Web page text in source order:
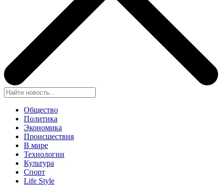
Общество
Политика
Экономика
Происшествия
В мире
Технологии
Культура
Спорт
Life Style